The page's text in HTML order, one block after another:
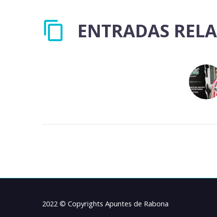
ENTRADAS
2022 © Copyrights Apuntes de Rabona